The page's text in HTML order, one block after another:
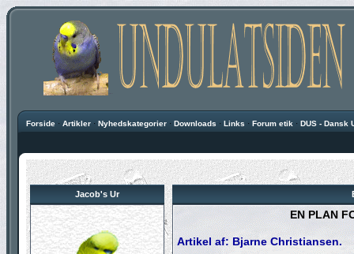
Forside · Artikler · Nyhedskategorier · Downloads · Links · Forum etik · DUS - Dansk
Jacob's Ur
EN PLAN
Artikel af: Bjarne Christiansen.